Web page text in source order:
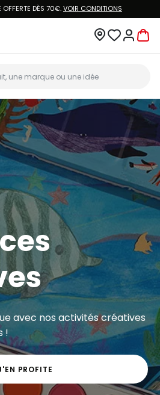
OFFERTE DÈS 70€.VOIR CONDITIONS
avec nos activités créatives
!
PROFITE